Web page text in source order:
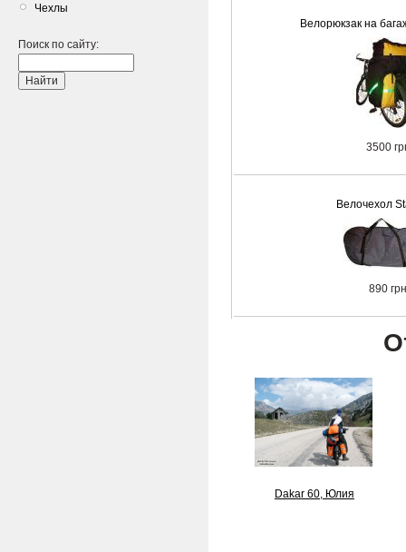
Чехлы
Поиск по сайту:
Велорюкзак на
3500
Велочехол
890 грн
Dakar 60, Юлия